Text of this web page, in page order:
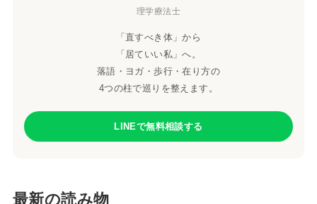
理学療法士
「直すべき体」から
「居ていい私」へ。
落語・ヨガ・歩行・在り方の
4つの柱で巡りを整えます。
LINEで無料相談する
最新の読み物